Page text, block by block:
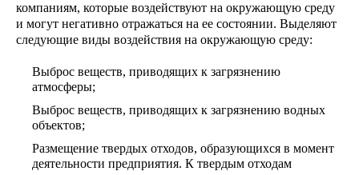
компаниям, которые воздействуют на окружающую среду
и могут негативно отражаться на ее состоянии. Выделяют
следующие виды воздействия на окружающую среду:
Выброс веществ, приводящих к загрязнению
атмосферы;
Выброс веществ, приводящих к загрязнению водных
объектов;
Размещение твердых отходов, образующихся в момент
деятельности предприятия. К твердым отходам